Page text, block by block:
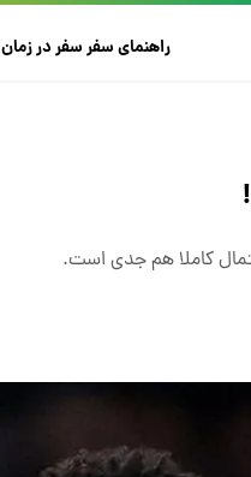
راهنمای سفرسفر در زمان
کاملا هم جدی است.